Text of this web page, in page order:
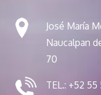
José María
Naucalpan
70
TEL.: +52